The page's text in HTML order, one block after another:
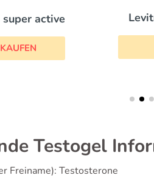
active Levitra
Testogel
Freiname): Testosterone